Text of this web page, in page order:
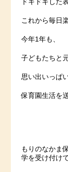
ドキドキした
これから毎日
今年1年も、
子どもたちと
思い出いっぱ
保育園生活を
もりのなかま
学を受け付け